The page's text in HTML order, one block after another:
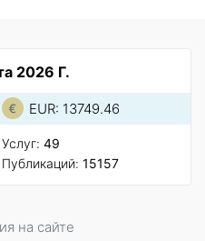
2026 Г.
EUR: 13749.46
Услуг: 49
Публикаций: 15157
на сайте